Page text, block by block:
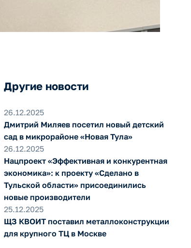
Другие новости
26.12.2025
Дмитрий Миляев посетил новый детский
сад в микрорайоне «Новая Тула»
26.12.2025
Нацпроект «Эффективная и конкурентная
экономика»: к проекту «Сделано в
Тульской области» присоединились
новые производители
25.12.2025
ЩЗ КВОИТ поставил металлоконструкции
для крупного ТЦ в Москве